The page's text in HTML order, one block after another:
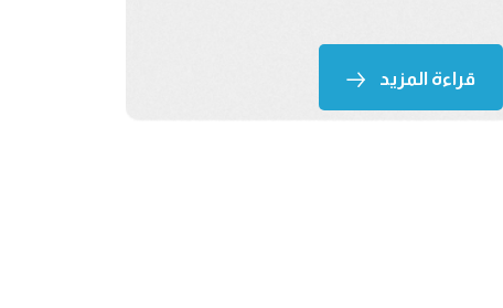
قراءة المزيد